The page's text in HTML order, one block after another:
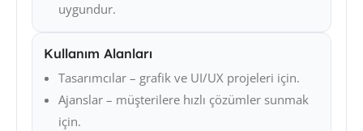
uygundur.
Kullanım Alanları
Tasarımcılar – grafik ve UI/UX projeleri için.
Ajanslar – müşterilere hızlı çözümler sunmak
için.